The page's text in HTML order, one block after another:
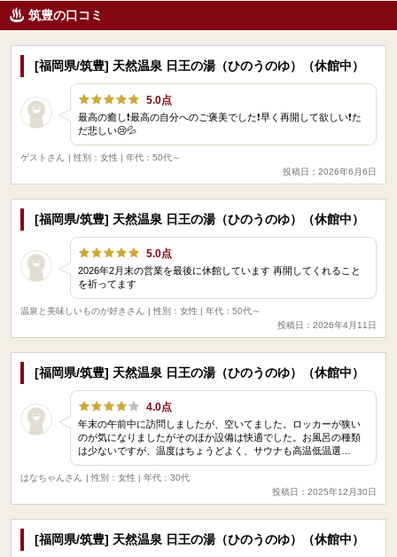
筑豊の口コミ
[福岡県/筑豊] 天然温泉 日王の湯（ひのうのゆ）（休館中）
5.0点
最高の癒し❗最高の自分へのご褒美でした❗早く再開して欲しい❗た
だ悲しい😢💦
ゲストさん
| 性別：女性 | 年代：50代～
投稿日：2026年6月6日
[福岡県/筑豊] 天然温泉 日王の湯（ひのうのゆ）（休館中）
5.0点
2026年2月末の営業を最後に休館しています 再開してくれること
を祈ってます
温泉と美味しいものが好きさん
| 性別：女性 | 年代：50代～
投稿日：2026年4月11日
[福岡県/筑豊] 天然温泉 日王の湯（ひのうのゆ）（休館中）
4.0点
年末の午前中に訪問しましたが、空いてました。ロッカーが狭い
のが気になりましたがそのほか設備は快適でした。お風呂の種類
は少ないですが、温度はちょうどよく、サウナも高温低温選…
はなちゃんさん
| 性別：女性 | 年代：30代
投稿日：2025年12月30日
[福岡県/筑豊] 天然温泉 日王の湯（ひのうのゆ）（休館中）